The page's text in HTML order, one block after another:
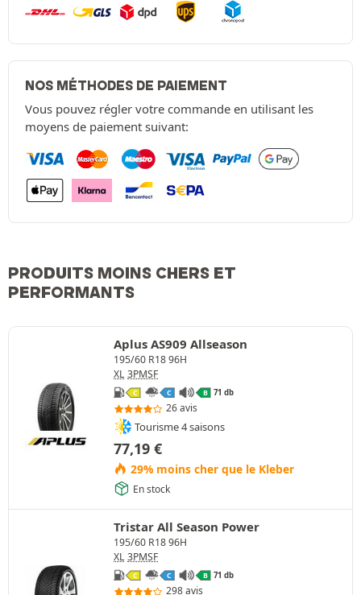
NOS MÉTHODES DE PAIEMENT
Vous pouvez régler votre commande en utilisant les
moyens de paiement suivant:
PRODUITS MOINS CHERS ET
PERFORMANTS
Aplus AS909 Allseason
195/60 R18 96H
XL 3PMSF
C C B 71 db
26 avis
Tourisme 4 saisons
77,19 €
29% moins cher que le Kleber
En stock
Tristar All Season Power
195/60 R18 96H
XL 3PMSF
C C B 71 db
298 avis